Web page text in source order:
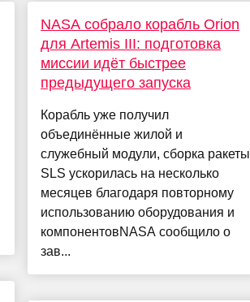
NASA собрало корабль Orion
для Artemis III: подготовка
миссии идёт быстрее
предыдущего запуска
Корабль уже получил
объединённые жилой и
служебный модули, сборка ракеты
SLS ускорилась на несколько
месяцев благодаря повторному
использованию оборудования и
компонентовNASA сообщило о
зав...